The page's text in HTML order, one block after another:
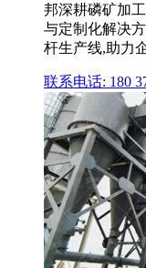
邦深耕磷矿加
与定制化解决
杆生产线,助力
联系电话: 180